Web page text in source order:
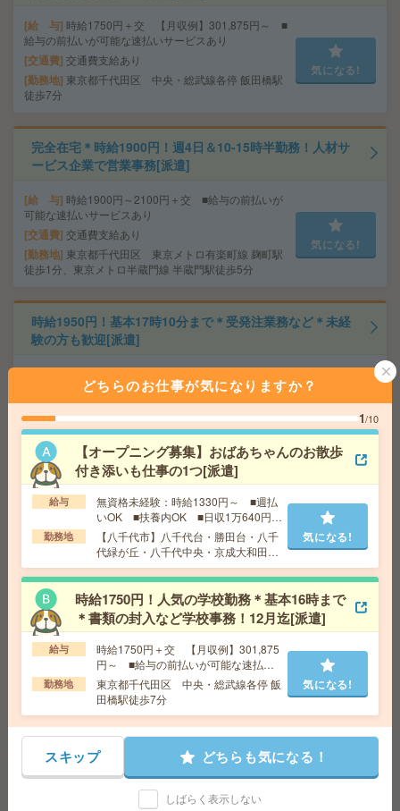
給 与 時給1750円＋交 【月収例】301,875円～ ■
給与の前払いが可能な速払いサービスあり
交通費 交通費支給あり
勤務地 東京都千代田区 中央・総武線各停 飯田橋駅
徒歩7分
気になる!
完全在宅＊時給1900円！週4日＆10-15時半勤務！人材サ
ービス企業で営業事務[派遣]
給 与 時給1900円～2100円＋交 ■給与の前払いが
可能な速払いサービスあり
交通費 交通費支給あり
勤務地 東京都千代田区 東京メトロ有楽町線 麹町駅
徒歩1分、東京メトロ半蔵門線 半蔵門駅徒歩5分
気になる!
時給1950円！基本17時10分まで＊受発注業務など＊未経
験の方も歓迎[派遣]
給与の前払いが可能な速払いサービスあり
交通費 交通費支給あり
勤務地 千葉県千葉市中央区 総武線快速 千葉駅徒歩
7分、千葉都市モノレール 栄町（千葉）駅徒歩3分
気になる!
＜急募＞2か月未満の期間限定×証明書発行業務@新川崎×
鹿島田[派遣]
給 与 時給1650円
交通費 全額支給
勤務地 新川崎駅徒歩6分、鹿島田駅徒歩2分
気になる!
《4時間×週3の扶養内》水・土休みでプライベートと両
立！不動産店舗での事務[派遣]
給 与 時給1600円
交通費
勤務地 中川駅徒歩5分
15時迄など時短相談OK！覚えたらルーティン！注文のチ
ェック、データ入力など[派遣]
どちらのお仕事が気になりますか？
1/10
【オープニング募集】おばあちゃんのお散歩
付き添いも仕事の1つ[派遣]
給与
無資格未経験：時給1330円～ ■週払
いOK ■扶養内OK ■日収1万640円以
上
勤務地
【八千代市】八千代台・勝田台・八千
代緑が丘・八千代中央・京成大和田な
ど勤務地多数！
気になる!
時給1750円！人気の学校勤務＊基本16時まで
＊書類の封入など学校事務！12月迄[派遣]
給与
時給1750円＋交 【月収例】301,875
円～ ■給与の前払いが可能な速払い
サービスあり
勤務地
東京都千代田区 中央・総武線各停 飯
田橋駅徒歩7分
気になる!
スキップ どちらも気になる！
しばらく表示しない